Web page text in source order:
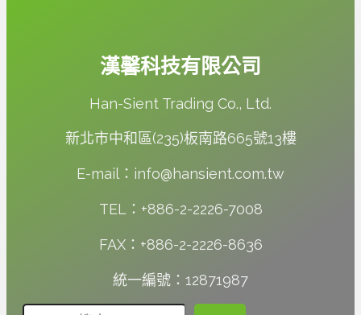
漢馨科技有限公司
Han-Sient Trading Co., Ltd.
新北市中和區(235)板南路665號13樓
E-mail：info@hansient.com.tw
TEL：+886-2-2226-7008
FAX：+886-2-2226-8636
統一編號：12871987